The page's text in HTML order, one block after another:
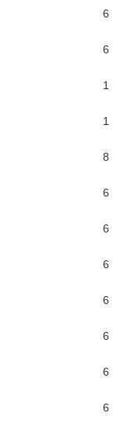
6
6
1
1
8
6
6
6
6
6
6
6